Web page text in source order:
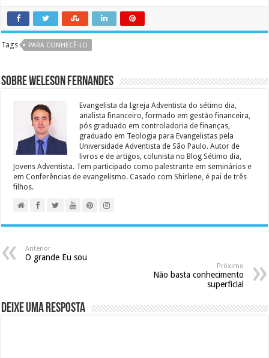
Tags PARA CONHECÊ-LO
Sobre Weleson Fernandes
Evangelista da Igreja Adventista do sétimo dia,
analista financeiro, formado em gestão financeira,
pós graduado em controladoria de finanças,
graduado em Teologia para Evangelistas pela
Universidade Adventista de São Paulo. Autor de
livros e de artigos, colunista no Blog Sétimo dia,
Jovens Adventista. Tem participado como palestrante em seminários e
em Conferências de evangelismo. Casado com Shirlene, é pai de três
filhos.
Anterior
O grande Eu sou
Próximo
Não basta conhecimento
superficial
Deixe uma resposta